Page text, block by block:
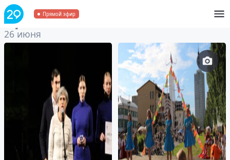
Прямой эфир
Архивза 26 июня 2022
26 июня